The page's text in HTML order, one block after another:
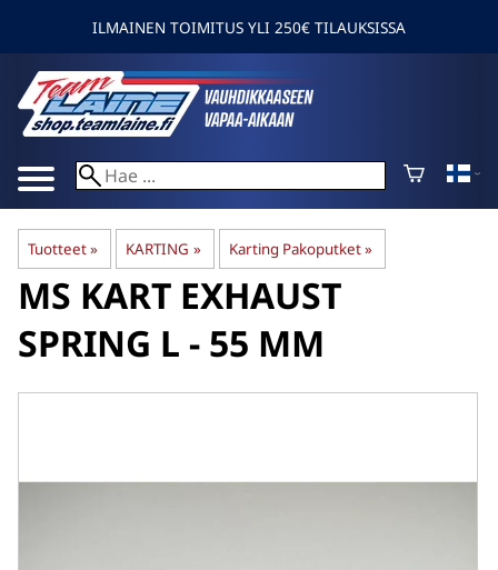
ILMAINEN TOIMITUS YLI 250€ TILAUKSISSA
Tuotteet‪» KARTING ‪» Karting Pakoputket‪»
MS KART EXHAUST
SPRING L - 55 MM